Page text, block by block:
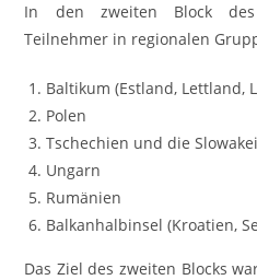
In den zweiten Block
Teilnehmer in regionalen
Baltikum (Estland, Lettland,
Polen
Tschechien und die Slowakei
Ungarn
Rumänien
Balkanhalbinsel (Kroatien,
Das Ziel des zweiten Blocks